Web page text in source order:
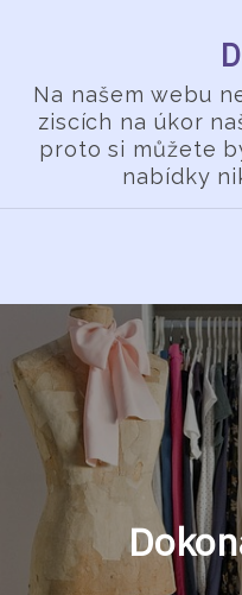
contentNa našem webu
ziscích na úkor
proto si můžete
nabídky